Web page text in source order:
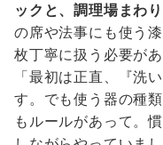
ックと、調理場まわ
の席や法事にも使う
枚丁寧に扱う必要があ
「最初は正直、『洗
す。でも使う器の種
もルールがあって。